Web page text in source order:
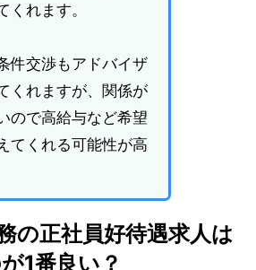
くれます。
件交渉もアドバイザ
くれますが、関係が
ので高給与など希望
てくれる可能性が高
の正社員好待遇求人は
1番良い？